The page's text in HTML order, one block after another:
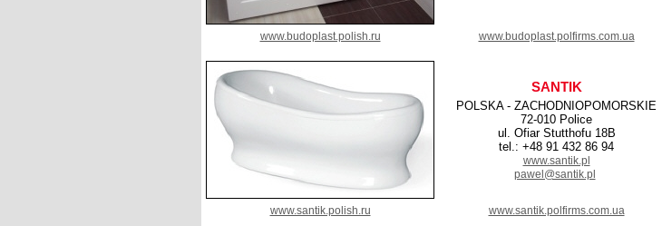
www.budoplast.polish.ru www.budoplast.polfirms.com.ua
SANTIK
POLSKA - ZACHODNIOPOMORSKIE
72-010 Police
ul. Ofiar Stutthofu 18B
tel.: +48 91 432 86 94
www.santik.pl
pawel@santik.pl
www.santik.polish.ru www.santik.polfirms.com.ua